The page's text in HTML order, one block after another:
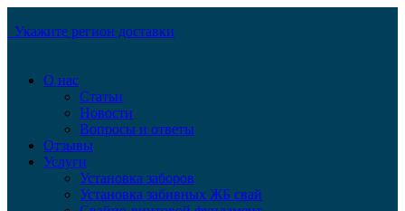
Укажите регион доставки
О нас
Статьи
Новости
Вопросы и ответы
Отзывы
Услуги
Установка заборов
Установка забивных ЖБ свай